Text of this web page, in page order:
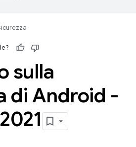
sulla
di Android -